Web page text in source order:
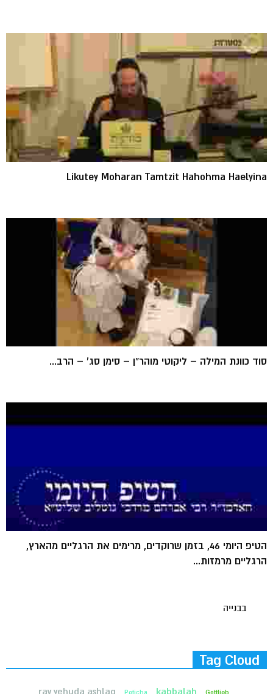
Likutey Moharan Tamtzit Hahohma Haelyina
סוד כוונת המילה – ליקוטי מוהר"ן – סימן סג' – הרב...
הטיפ היומי 46, בזמן שרוקדים, מרימים את הרגליים מהארץ,
הרגליים מרמזות...
בבנייה
Tag Cloud